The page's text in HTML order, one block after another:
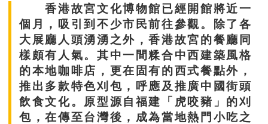
香港故宮文化博物館已經開館將近一
個月，吸引到不少市民前往參觀。除了各
大展廳人頭湧湧之外，香港故宮的餐廳同
樣頗有人氣。其中一間糅合中西建築風格
的本地咖啡店，更在固有的西式餐點外，
推出多款特色刈包，呼應及推廣中國街頭
飲食文化。原型源自福建「虎咬豬」的刈
包，在傳至台灣後，成為當地熱門小吃之